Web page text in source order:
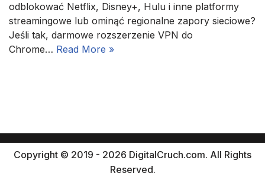
odblokować Netflix, Disney+, Hulu i inne platformy
streamingowe lub ominąć regionalne zapory sieciowe?
Jeśli tak, darmowe rozszerzenie VPN do
Chrome… Read More »
Copyright © 2019 - 2026 DigitalCruch.com. All Rights
Reserved.